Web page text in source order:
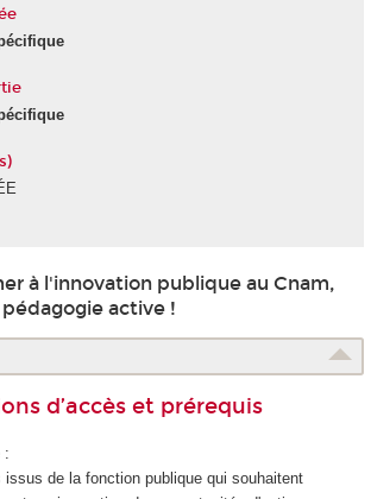
à l'innovation publique au Cnam,
active !
d’accès et prérequis
:
de la fonction publique qui souhaitent